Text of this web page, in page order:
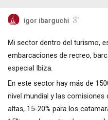
igor ibarguchi
Mi sector dentro del turismo,
embarcaciones de recreo,
especial Ibiza.
En este sector hay más de
nivel mundial y las
altas, 15-20% para los